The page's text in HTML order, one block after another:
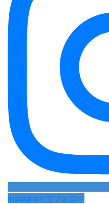
Instagram でフォロー